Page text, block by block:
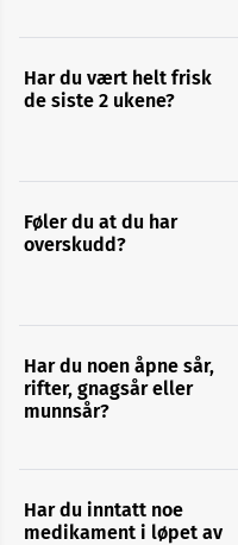
Timebestilling
du
blod
jeg
blod
idag?
Har du vært helt frisk
de siste 2 ukene?
Føler du at du har
overskudd?
Har du noen åpne sår,
rifter, gnagsår eller
munnsår?
Har du inntatt noe
medikament i løpet av